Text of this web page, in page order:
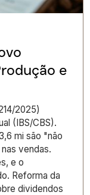
e
2025)
(IBS/CBS).
mi são "não
vendas.
e o
Reforma da
dividendos